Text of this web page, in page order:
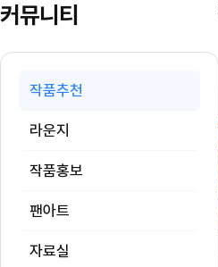
커뮤니티
작품추천
라운지
작품홍보
팬아트
자료실